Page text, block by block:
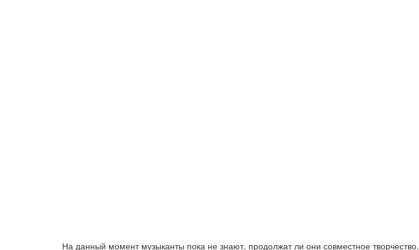
На данный момент музыканты пока не знают, продолжат ли они совместное творчество.